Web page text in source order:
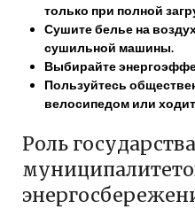
только при полной
Сушите белье на
сушильной машины.
Выбирайте
Пользуйтесь
велосипедом или
Роль